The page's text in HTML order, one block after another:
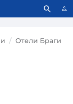
это значит?
Отели Браги